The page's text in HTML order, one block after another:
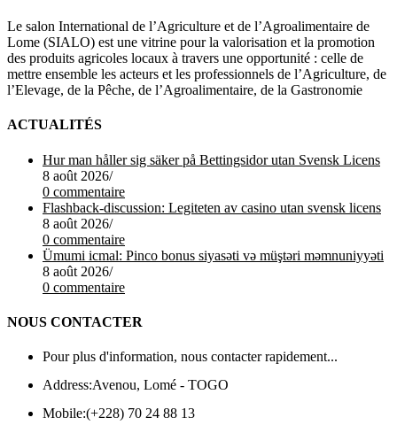
Le salon International de l’Agriculture et de l’Agroalimentaire de
Lome (SIALO) est une vitrine pour la valorisation et la promotion
des produits agricoles locaux à travers une opportunité : celle de
mettre ensemble les acteurs et les professionnels de l’Agriculture, de
l’Elevage, de la Pêche, de l’Agroalimentaire, de la Gastronomie
ACTUALITÉS
Hur man håller sig säker på Bettingsidor utan Svensk Licens
8 août 2026/
0 commentaire
Flashback-discussion: Legiteten av casino utan svensk licens
8 août 2026/
0 commentaire
Ümumi icmal: Pinco bonus siyasəti və müştəri məmnuniyyəti
8 août 2026/
0 commentaire
NOUS CONTACTER
Pour plus d'information, nous contacter rapidement...
Address:Avenou, Lomé - TOGO
Mobile:(+228) 70 24 88 13